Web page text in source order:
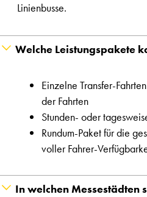
Linienbusse.
Welche Leistungspakete
Einzelne Transfer-
der Fahrten
Stunden- oder
Rundum-Paket für die
voller Fahrer-
In welchen Messestädten